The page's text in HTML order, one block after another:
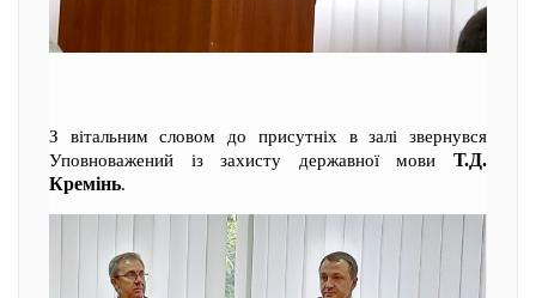
З вітальним словом до присутніх в залі звернувся
Уповноважений із захисту державної мови Т.Д.
Кремінь.